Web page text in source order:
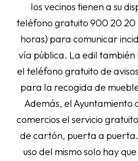
los vecinos tienen a su
teléfono gratuito 900 20 20
horas) para comunicar
vía pública. La edil
el teléfono gratuito de
para la recogida de
Además, el Ayuntamiento
comercios el servicio
de cartón, puerta a
uso del mismo solo hay